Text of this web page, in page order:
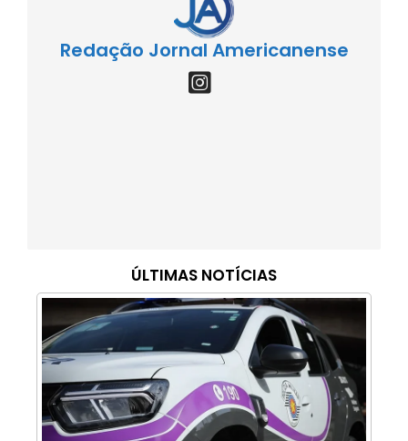
Redação Jornal Americanense
ÚLTIMAS NOTÍCIAS